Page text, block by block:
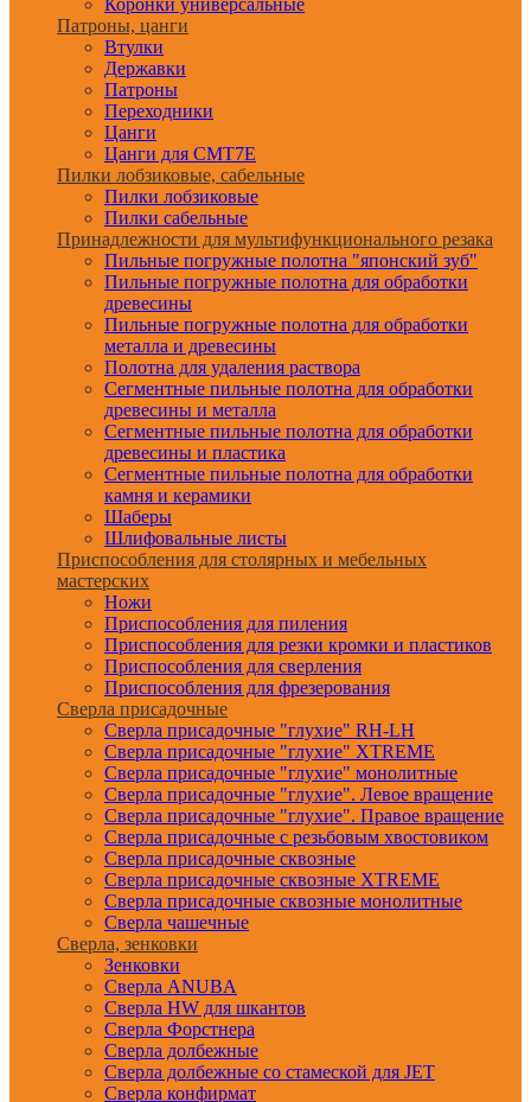
Коронки универсальные
Патроны, цанги
Втулки
Державки
Патроны
Переходники
Цанги
Цанги для CMT7E
Пилки лобзиковые, сабельные
Пилки лобзиковые
Пилки сабельные
Принадлежности для мультифункционального резака
Пильные погружные полотна "японский зуб"
Пильные погружные полотна для обработки
древесины
Пильные погружные полотна для обработки
металла и древесины
Полотна для удаления раствора
Сегментные пильные полотна для обработки
древесины и металла
Сегментные пильные полотна для обработки
древесины и пластика
Сегментные пильные полотна для обработки
камня и керамики
Шаберы
Шлифовальные листы
Приспособления для столярных и мебельных
мастерских
Ножи
Приспособления для пиления
Приспособления для резки кромки и пластиков
Приспособления для сверления
Приспособления для фрезерования
Сверла присадочные
Сверла присадочные "глухие" RH-LH
Сверла присадочные "глухие" XTREME
Сверла присадочные "глухие" монолитные
Сверла присадочные "глухие". Левое вращение
Сверла присадочные "глухие". Правое вращение
Сверла присадочные с резьбовым хвостовиком
Сверла присадочные сквозные
Сверла присадочные сквозные XTREME
Сверла присадочные сквозные монолитные
Сверла чашечные
Сверла, зенковки
Зенковки
Сверла ANUBA
Сверла HW для шкантов
Сверла Форстнера
Сверла долбежные
Сверла долбежные со стамеской для JET
Сверла конфирмат